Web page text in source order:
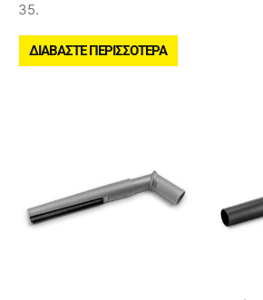
35.
ΔΙΑΒΆΣΤΕ ΠΕΡΙΣΣΌΤΕΡΑ